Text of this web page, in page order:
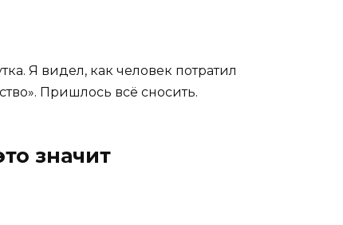
Я видел, как человек потратил
Пришлось всё сносить.
значит